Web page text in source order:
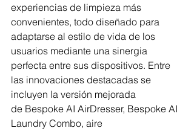
experiencias de limpieza más
convenientes, todo diseñado para
adaptarse al estilo de vida de los
usuarios mediante una sinergia
perfecta entre sus dispositivos. Entre
las innovaciones destacadas se
incluyen la versión mejorada
de Bespoke AI AirDresser, Bespoke AI
Laundry Combo, aire